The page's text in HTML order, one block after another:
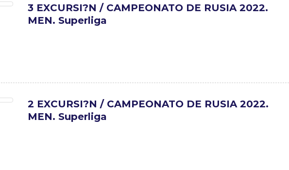
3 EXCURSI?N / CAMPEONATO DE RUSIA 2022.
MEN. Superliga
2 EXCURSI?N / CAMPEONATO DE RUSIA 2022.
MEN. Superliga